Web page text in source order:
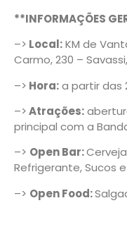
**INFORMAÇÕES
–> Local:KM de
Carmo, 230 –
–> Hora:a partir das
–>Atrações:
principal com a
–> Open Bar:
Refrigerante, Sucos
–> Open Food: